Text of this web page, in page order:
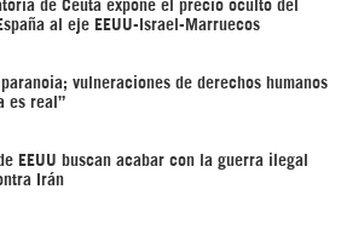
de Ceuta expone el precio oculto del
al eje EEUU-Israel-Marruecos
paranoia; vulneraciones de derechos humanos
es real”
EEUU buscan acabar con la guerra ilegal
Irán